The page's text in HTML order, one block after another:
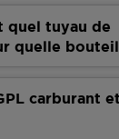
quel tuyau de
quelle
carburant